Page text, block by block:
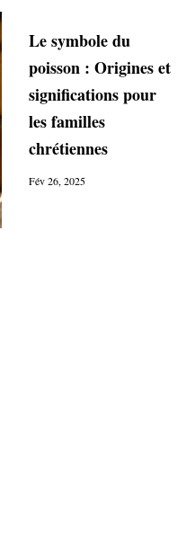
Le symbole du
poisson : Origines et
significations pour
les familles
chrétiennes
Fév 26, 2025